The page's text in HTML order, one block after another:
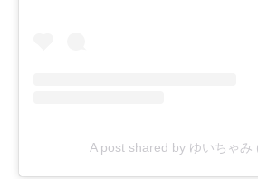
A post shared by ゆいちゃみ